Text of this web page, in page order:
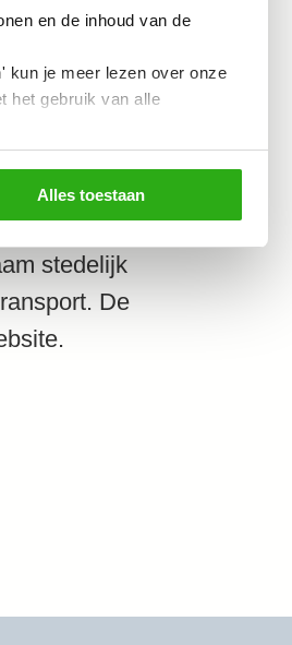
en de inhoud van de
kun je meer lezen over onze
het gebruik van alle
Alles toestaan
onderzoek
Rotterdam,
enquêtes wordt
stedelijk
De